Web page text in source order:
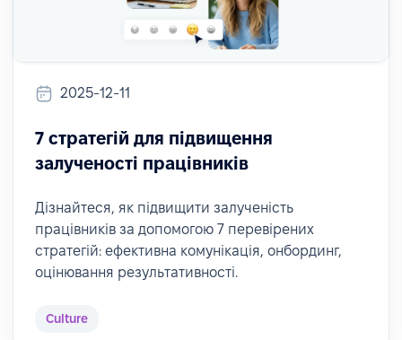
2025-12-11
7 стратегій для підвищення
залученості працівників
Дізнайтеся, як підвищити залученість
працівників за допомогою 7 перевірених
стратегій: ефективна комунікація, онбординг,
оцінювання результативності.
Culture